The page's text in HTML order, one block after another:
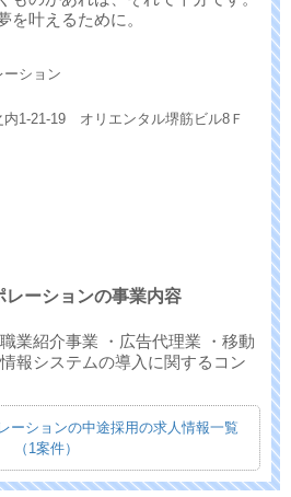
を叶えるために。
ション
内1-21-19 オリエンタル堺筋ビル8Ｆ
ーションの事業内容
業紹介事業 ・広告代理業 ・移動
報システムの導入に関するコン
ーションの中途採用の求人情報一覧
（1案件）